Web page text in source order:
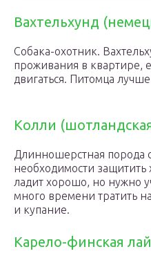
Вахтельхунд
Собака-охотник.
проживания в квартире,
двигаться. Питомца
Колли
Длинношерстная порода
необходимости защитить
ладит хорошо, но нужно
много времени тратить
и купание.
Карело-финская